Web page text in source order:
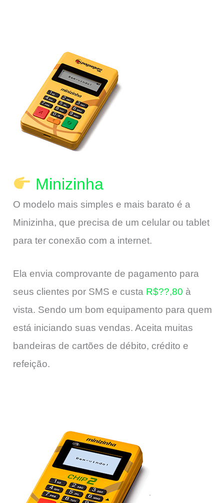
Minizinha
O modelo mais simples e mais barato é a
Minizinha, que precisa de um celular ou tablet
para ter conexão com a internet.
Ela envia comprovante de pagamento para
seus clientes por SMS e custa R$??,80 à
vista. Sendo um bom equipamento para quem
está iniciando suas vendas. Aceita muitas
bandeiras de cartões de débito, crédito e
refeição.